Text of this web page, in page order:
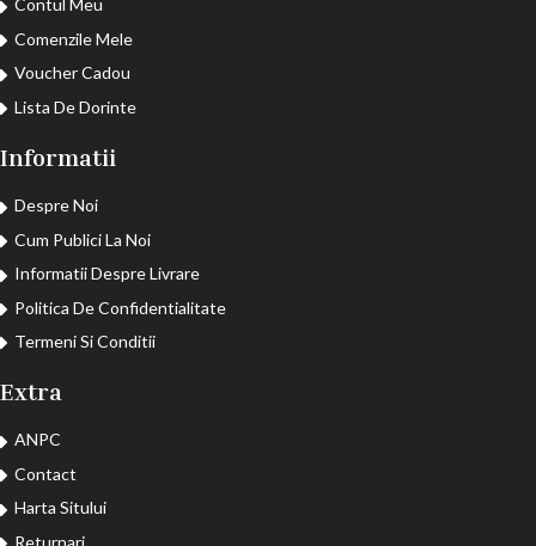
Contul Meu
Comenzile Mele
Voucher Cadou
Lista De Dorinte
Informatii
Despre Noi
Cum Publici La Noi
Informatii Despre Livrare
Politica De Confidentialitate
Termeni Si Conditii
Extra
ANPC
Contact
Harta Sitului
Returnari